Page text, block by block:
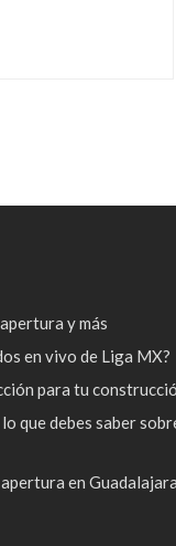
y más
en vivo de Liga MX?
para tu
que debes saber
apertura en